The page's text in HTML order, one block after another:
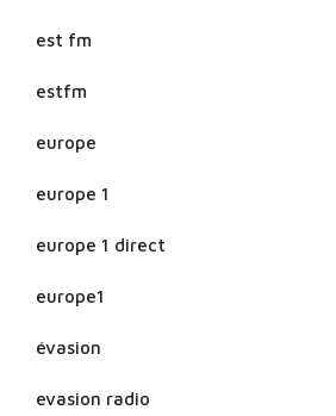
est fm
estfm
europe
europe 1
europe 1 direct
europe1
évasion
evasion radio